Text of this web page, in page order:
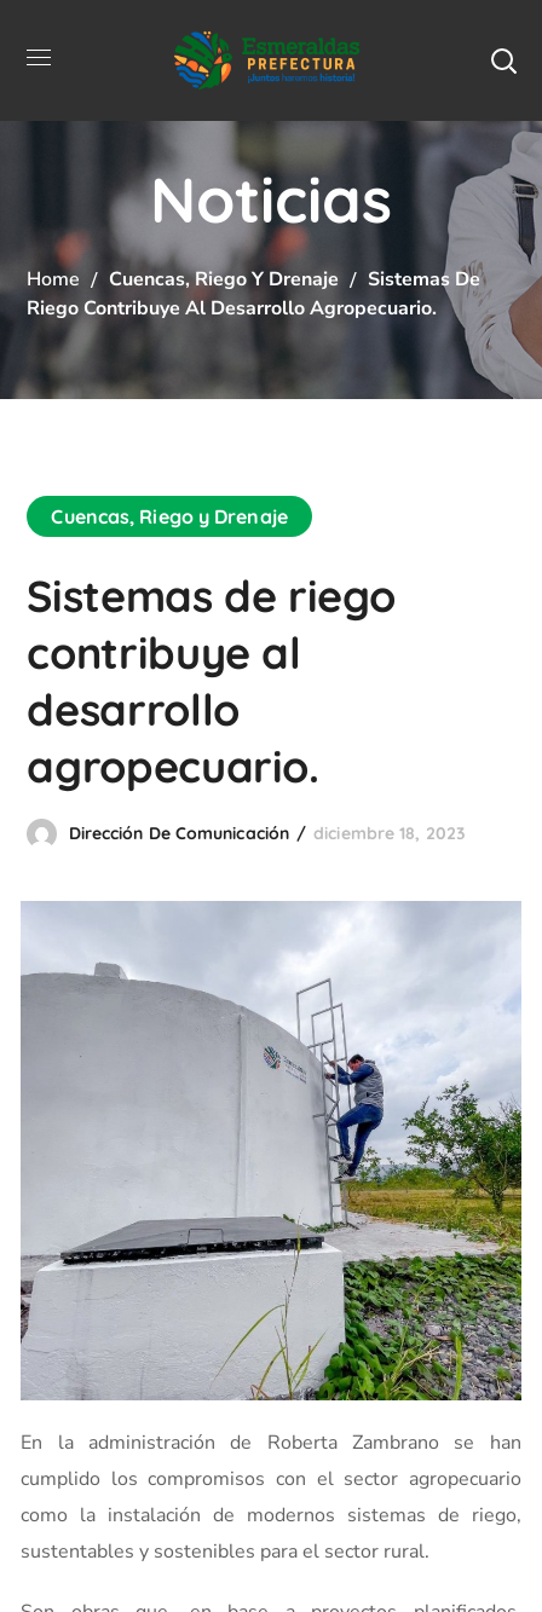
Noticias
Home Cuencas, Riego Y Drenaje
Sistemas De
Riego Contribuye Al Desarrollo Agropecuario.
Cuencas, Riego y Drenaje
Sistemas de riego
contribuye al
desarrollo
agropecuario.
Dirección De Comunicación diciembre 18, 2023
En la administración de Roberta Zambrano se han
cumplido los compromisos con el sector agropecuario
como la instalación de modernos sistemas de riego,
sustentables y sostenibles para el sector rural.